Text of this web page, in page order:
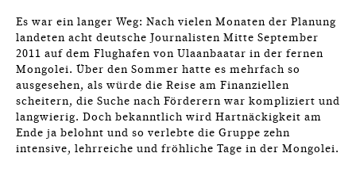
Es war ein langer Weg: Nach vielen Monaten der Planung
landeten acht deutsche Journalisten Mitte September
2011 auf dem Flughafen von Ulaanbaatar in der fernen
Mongolei. Über den Sommer hatte es mehrfach so
ausgesehen, als würde die Reise am Finanziellen
scheitern, die Suche nach Förderern war kompliziert und
langwierig. Doch bekanntlich wird Hartnäckigkeit am
Ende ja belohnt und so verlebte die Gruppe zehn
intensive, lehrreiche und fröhliche Tage in der Mongolei.